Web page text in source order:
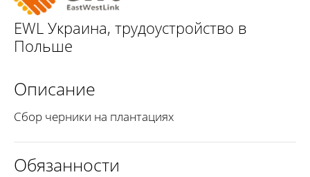
EWL Украина, трудоустройство в
Польше
Описание
Сбор черники на плантациях
Обязанности